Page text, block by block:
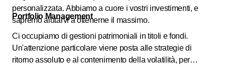
personalizzata. Abbiamo a cuore i vostri investimenti, e
sapremo aiutarvi a ottenerne il massimo.
Portfolio Management
Ci occupiamo di gestioni patrimoniali in titoli e fondi.
Un'attenzione particolare viene posta alle strategie di
ritorno assoluto e al contenimento della volatilità, per